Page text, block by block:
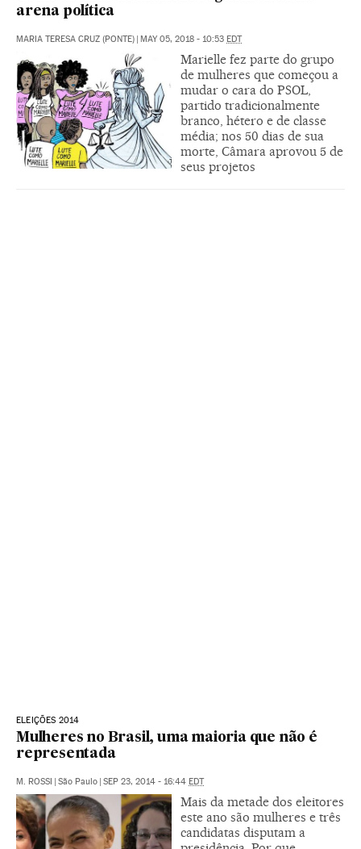
arena política
MARIA TERESA CRUZ (PONTE) MAY 05, 2018 - 10:53 EDT
Marielle fez parte do grupo
de mulheres que começou a
mudar o cara do PSOL,
partido tradicionalmente
branco, hétero e de classe
média; nos 50 dias de sua
morte, Câmara aprovou 5 de
seus projetos
ELEIÇÕES 2014
Mulheres no Brasil, uma maioria que não é
representada
M. ROSSI São Paulo SEP 23, 2014 - 16:44 EDT
Mais da metade dos eleitores
este ano são mulheres e três
candidatas disputam a